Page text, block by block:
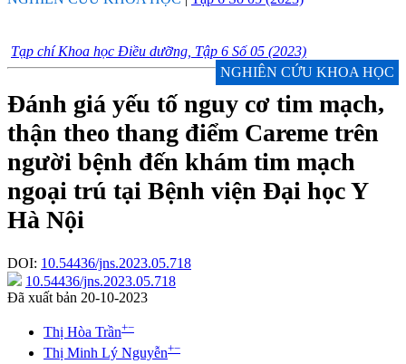
Tạp chí Khoa học Điều dưỡng, Tập 6 Số 05 (2023)
NGHIÊN CỨU KHOA HỌC
Đánh giá yếu tố nguy cơ tim mạch,
thận theo thang điểm Careme trên
người bệnh đến khám tim mạch
ngoại trú tại Bệnh viện Đại học Y
Hà Nội
DOI: 10.54436/jns.2023.05.718
10.54436/jns.2023.05.718
Đã xuất bản 20-10-2023
Thị Hòa Trần+−
Thị Minh Lý Nguyễn+−